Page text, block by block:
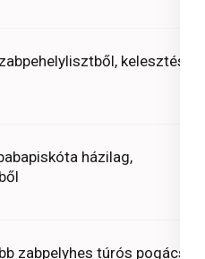
kelesztés
házilag,
zabpelyhes túrós pogácsa